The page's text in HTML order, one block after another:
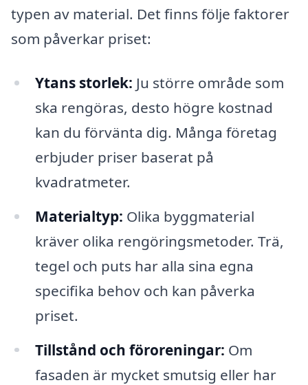
typen av material. Det finns följe faktorer
som påverkar priset:
Ytans storlek: Ju större område som
ska rengöras, desto högre kostnad
kan du förvänta dig. Många företag
erbjuder priser baserat på
kvadratmeter.
Materialtyp: Olika byggmaterial
kräver olika rengöringsmetoder. Trä,
tegel och puts har alla sina egna
specifika behov och kan påverka
priset.
Tillstånd och föroreningar: Om
fasaden är mycket smutsig eller har